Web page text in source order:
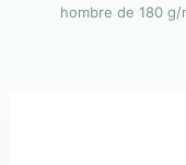
hombre de 180 g/